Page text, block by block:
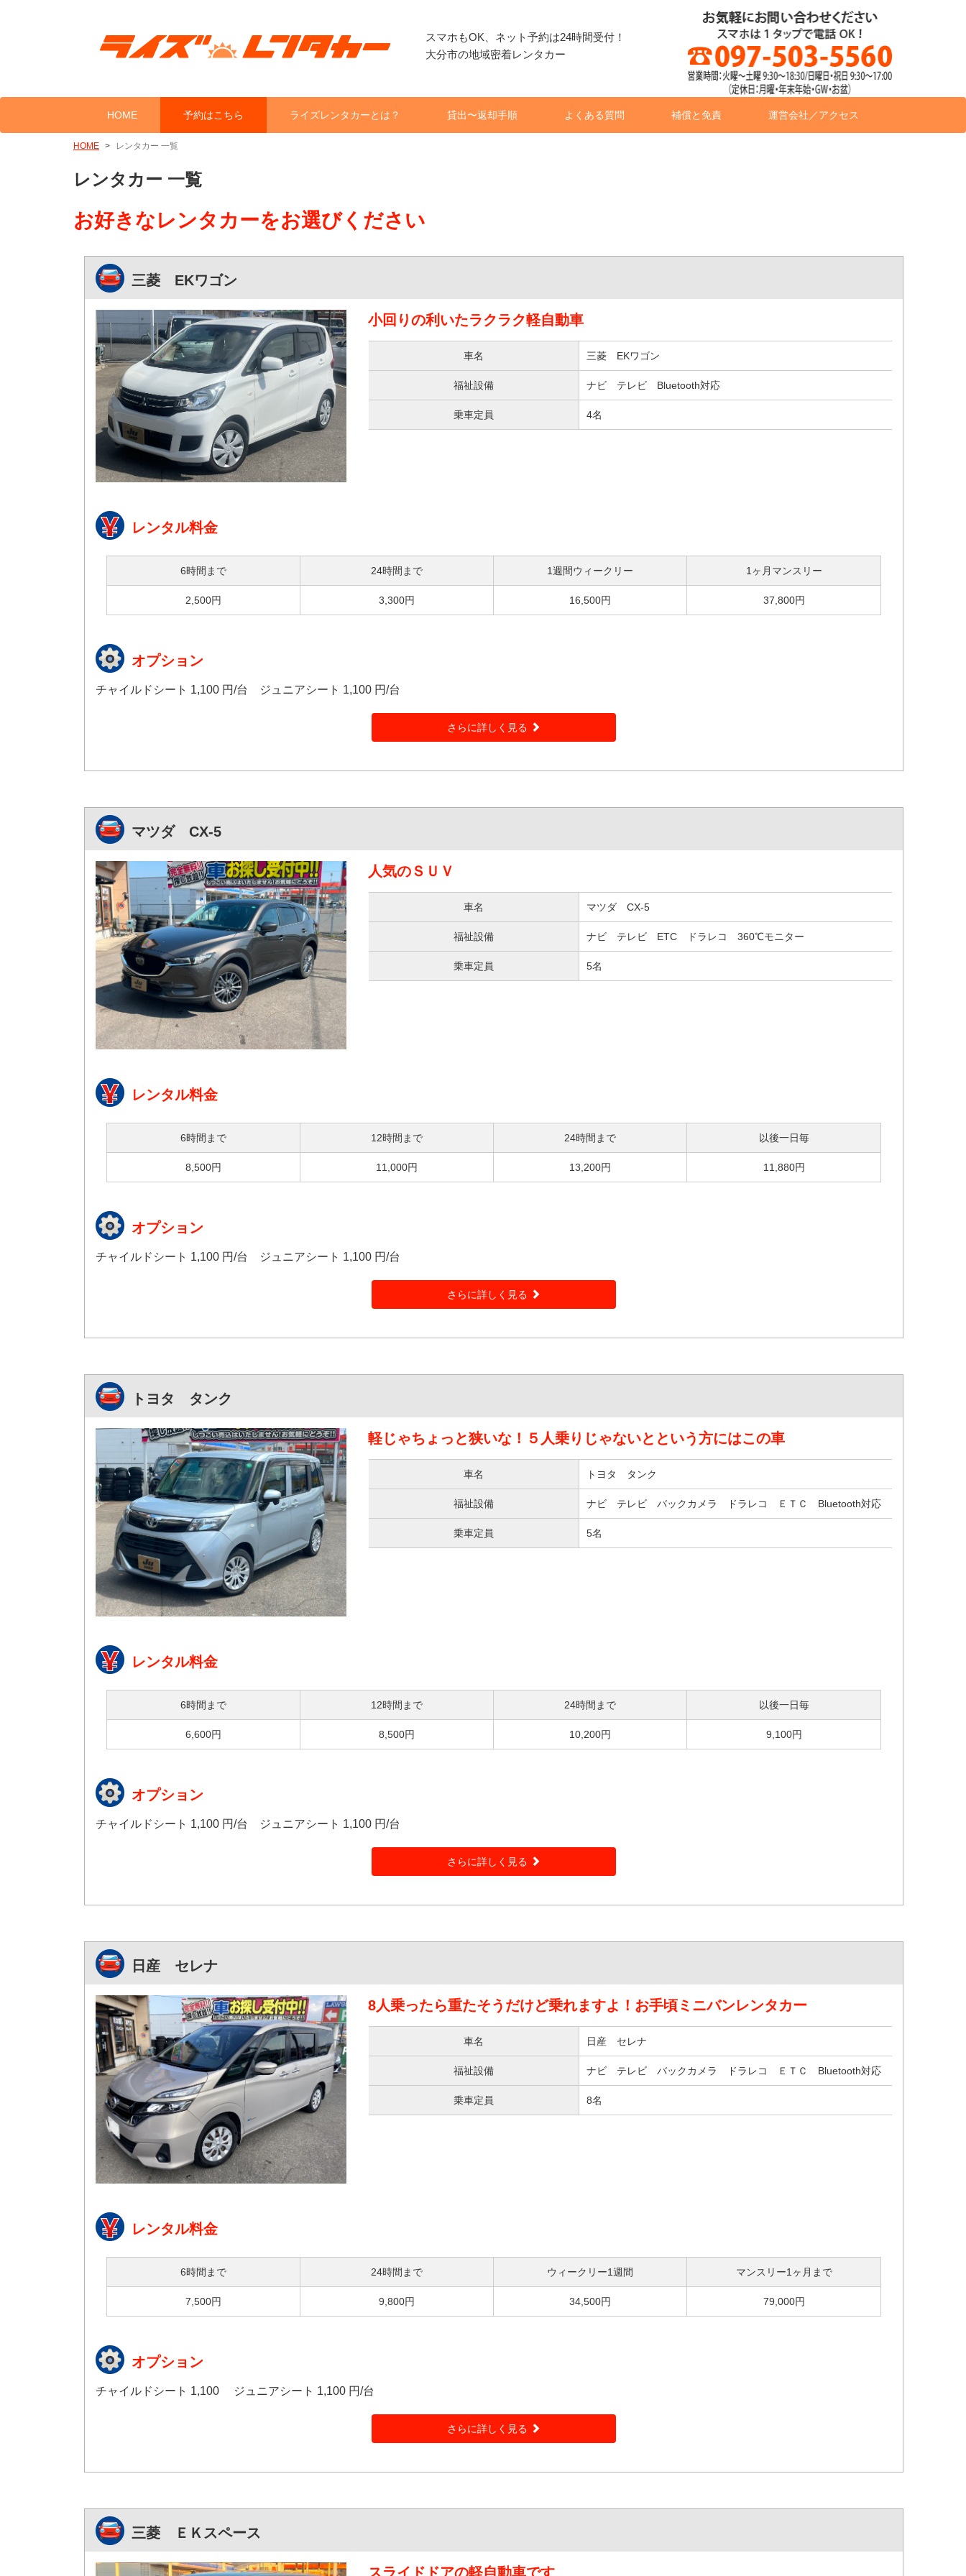
スマホもOK、ネット予約は24時間受付！
大分市の地域密着レンタカー
HOME 予約はこちら ライズレンタカーとは？ 貸出〜返却手順 よくある質問 補償と免責 運営会社／アクセス
HOME レンタカー 一覧
レンタカー 一覧
お好きなレンタカーをお選びください
三菱 EKワゴン
小回りの利いたラクラク軽自動車
車名 三菱 EKワゴン
福祉設備 ナビ テレビ Bluetooth対応
乗車定員 4名
レンタル料金
6時間まで 24時間まで 1週間ウィークリー 1ヶ月マンスリー
2,500円 3,300円 16,500円 37,800円
オプション
チャイルドシート 1,100 円/台 ジュニアシート 1,100 円/台
さらに詳しく見る
マツダ CX-5
人気のＳＵＶ
車名 マツダ CX-5
福祉設備 ナビ テレビ ETC ドラレコ 360℃モニター
乗車定員 5名
レンタル料金
6時間まで 12時間まで 24時間まで 以後一日毎
8,500円 11,000円 13,200円 11,880円
オプション
チャイルドシート 1,100 円/台 ジュニアシート 1,100 円/台
さらに詳しく見る
トヨタ タンク
軽じゃちょっと狭いな！５人乗りじゃないとという方にはこの車
車名 トヨタ タンク
福祉設備 ナビ テレビ バックカメラ ドラレコ ＥＴＣ Bluetooth対応
乗車定員 5名
レンタル料金
6時間まで 12時間まで 24時間まで 以後一日毎
6,600円 8,500円 10,200円 9,100円
オプション
チャイルドシート 1,100 円/台 ジュニアシート 1,100 円/台
さらに詳しく見る
日産 セレナ
8人乗ったら重たそうだけど乗れますよ！お手頃ミニバンレンタカー
車名 日産 セレナ
福祉設備 ナビ テレビ バックカメラ ドラレコ ＥＴＣ Bluetooth対応
乗車定員 8名
レンタル料金
6時間まで 24時間まで ウィークリー1週間 マンスリー1ヶ月まで
7,500円 9,800円 34,500円 79,000円
オプション
チャイルドシート 1,100 ジュニアシート 1,100 円/台
さらに詳しく見る
三菱 ＥＫスペース
スライドドアの軽自動車です